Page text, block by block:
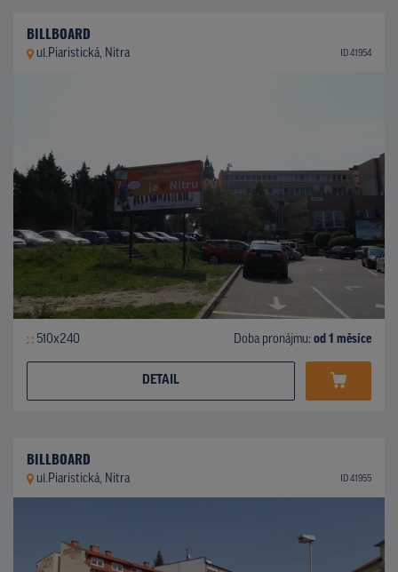
BILLBOARD
ul.Piaristická, Nitra ID 41954
510x240 Doba pronájmu: od 1 měsíce
DETAIL
BILLBOARD
ul.Piaristická, Nitra ID 41955